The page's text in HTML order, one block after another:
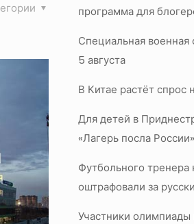
программа для
Специальная военная
5 августа
В Китае растёт спрос
Для детей в
«Лагерь посла России»
Футбольного тренера
оштрафовали за
Участники олимпиады